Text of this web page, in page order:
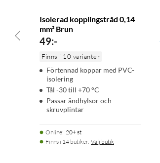
Isolerad kopplingstråd 0,14
mm² Brun
49:-
Finns i 10 varianter
Förtennad koppar med PVC-
isolering
Tål -30 till +70 °C
Passar ändhylsor och
skruvplintar
Online: 20+ st
Finns i 14 butiker. Välj butik